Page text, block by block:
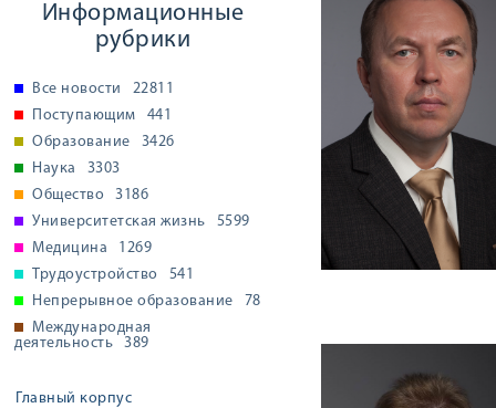
Информационные
рубрики
Все новости
22811
Поступающим
441
Образование
3426
Наука
3303
Общество
3186
Университетская жизнь
5599
Медицина
1269
Трудоустройство
541
Непрерывное образование
78
Международная
деятельность
389
Главный корпус